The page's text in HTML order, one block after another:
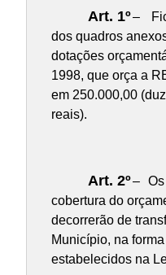
Art. 1º–
dos quadros
dotações
1998, que orça a
em 250.000,00
reais).
Art. 2º–
cobertura do
decorrerão de
Município, na
estabelecidos na